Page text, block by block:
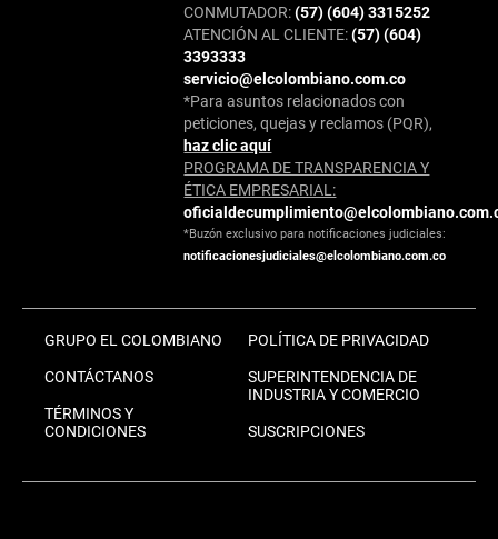
CONMUTADOR:(57) (604) 3315252
ATENCIÓN AL CLIENTE:(57) (604)
3393333
servicio@elcolombiano.com.co
*Para asuntos relacionados con
peticiones, quejas y reclamos (PQR),
haz clic aquí
PROGRAMA DE TRANSPARENCIA Y
ÉTICA EMPRESARIAL:
*Buzón exclusivo para notificaciones judiciales:
notificacionesjudiciales@elcolombiano.com.co
GRUPO EL COLOMBIANO
CONTÁCTANOS
TÉRMINOS Y
CONDICIONES
POLÍTICA DE PRIVACIDAD
SUPERINTENDENCIA DE
INDUSTRIA Y COMERCIO
SUSCRIPCIONES